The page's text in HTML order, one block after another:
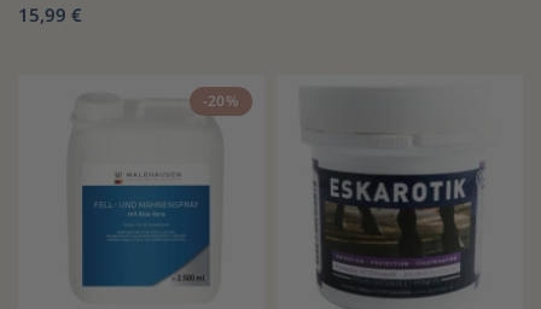
15,99 €
-20%